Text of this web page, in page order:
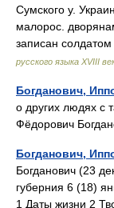
Сумского у.
малорос.
записан
русского языка XVIII
Богданович,
о других людях с
Фёдорович
Богданович,
Богданович (23
губерния 6 (18)
1 Даты жизни 2